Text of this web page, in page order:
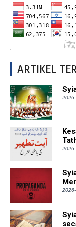
ARTIKEL